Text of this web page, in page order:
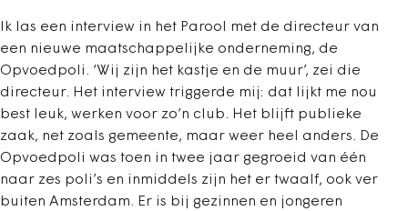
Ik las een interview in het Parool met de directeur van
een nieuwe maatschappelijke onderneming, de
Opvoedpoli. ‘Wij zijn het kastje en de muur’, zei die
directeur. Het interview triggerde mij: dat lijkt me nou
best leuk, werken voor zo’n club. Het blijft publieke
zaak, net zoals gemeente, maar weer heel anders. De
Opvoedpoli was toen in twee jaar gegroeid van één
naar zes poli’s en inmiddels zijn het er twaalf, ook ver
buiten Amsterdam. Er is bij gezinnen en jongeren